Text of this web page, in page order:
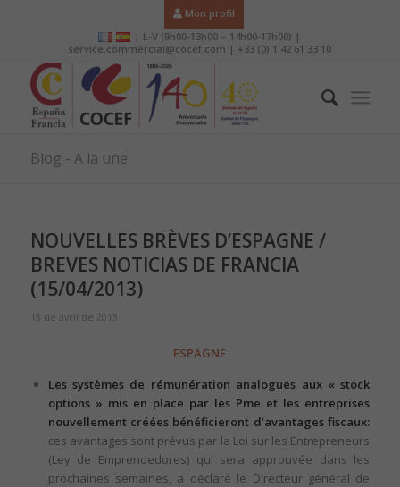
Mon profil
| L-V (9h00-13h00 – 14h00-17h00) |
service.commercial@cocef.com | +33 (0) 1 42 61 33 10
Blog - A la une
NOUVELLES BRÈVES D’ESPAGNE /
BREVES NOTICIAS DE FRANCIA
(15/04/2013)
15 de avril de 2013
ESPAGNE
Les systèmes de rémunération analogues aux « stock
options » mis en place par les Pme et les entreprises
nouvellement créées bénéficieront d’avantages fiscaux:
ces avantages sont prévus par la Loi sur les Entrepreneurs
(Ley de Emprendedores) qui sera approuvée dans les
prochaines semaines, a déclaré le Directeur général de